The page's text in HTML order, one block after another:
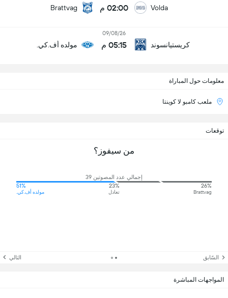
Volda 02:00 م Brattvag
كريستيانسوند
09/08/26
05:15 م مولده أف.كي.
معلومات حول المباراة
ملعب كامبو لا كوينتا
توقعات
من سيفوز؟
إجمالي عدد المصوتين 39
26%
Brattvag
23%
تعادل
51%
مولده أف.كي.
السّابق التالي
المواجهات المباشرة